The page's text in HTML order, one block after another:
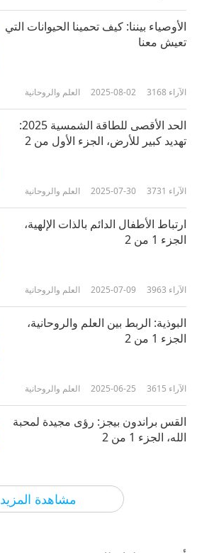
مشاهدة المزيد
الأوصياء بيننا: كيف تحمينا الحيوانات التي
تعيش معنا
العلم والروحانية 2025-08-02 3168 الآراء
الحد الأقصى للطاقة الشمسية 2025:
تهديد كبير للأرض، الجزء الأول من 2
العلم والروحانية 2025-07-30 3731 الآراء
ارتباط الأطفال الدائم بالذات الإلهية،
الجزء 1 من 2
العلم والروحانية 2025-07-09 3963 الآراء
البوذية: الربط بين العلم والروحانية،
الجزء 1 من 2
العلم والروحانية 2025-06-25 3615 الآراء
القس براندون بيجز: رؤى مجيدة لمحبة
الله، الجزء 1 من 2
العلم والروحانية 2025-06-21